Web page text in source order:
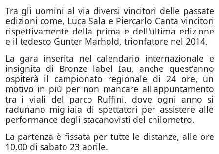
Tra gli uomini al via diversi vincitori delle passate
edizioni come, Luca Sala e Piercarlo Canta vincitori
rispettivamente della prima e dell'ultima edizione
e il tedesco Gunter Marhold, trionfatore nel 2014.
La gara inserita nel calendario internazionale e
insignita di Bronze label Iau, anche quest'anno
ospiterà il campionato regionale di 24 ore, un
motivo in più per non mancare all'appuntamento
tra i viali del parco Ruffini, dove ogni anno si
radunano migliaia di spettatori per assistere alle
performance degli stacanovisti del chilometro.
La partenza è fissata per tutte le distanze, alle ore
10.00 di sabato 23 aprile.